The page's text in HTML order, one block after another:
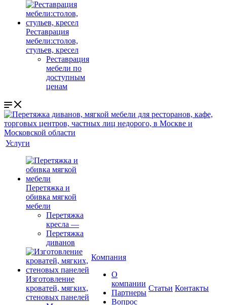
Реставрация
мебели:столов,
стульев, кресел
Реставрация
мебели по
доступным
ценам
Услуги
Перетяжка и
обивка мягкой
мебели
Перетяжка
кресла —
Перетяжка
диванов
Изготовление
кроватей, мягких,
стеновых панелей
Компания
О
компании
Партнеры
Вопрос
Cтатьи Контакты